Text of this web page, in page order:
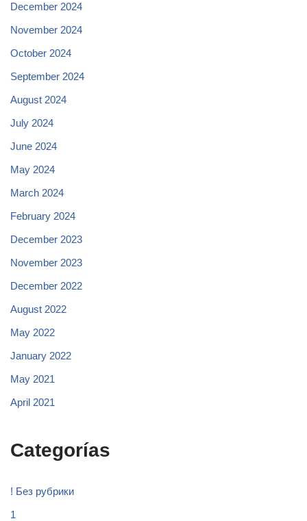
December 2024
November 2024
October 2024
September 2024
August 2024
July 2024
June 2024
May 2024
March 2024
February 2024
December 2023
November 2023
December 2022
August 2022
May 2022
January 2022
May 2021
April 2021
Categorías
! Без рубрики
1